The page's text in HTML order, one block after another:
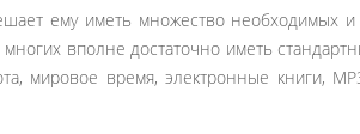
ему иметь множество необходимых
вполне достаточно иметь
мировое время, электронные книги,